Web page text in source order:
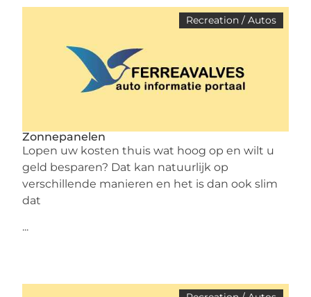
Recreation / Autos
Zonnepanelen
Lopen uw kosten thuis wat hoog op en wilt u
geld besparen? Dat kan natuurlijk op
verschillende manieren en het is dan ook slim
dat
...